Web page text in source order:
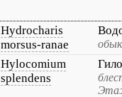
Hydrocharis
morsus-ranae
Hylocomium
splendens